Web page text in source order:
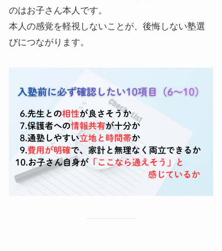
のはお子さん本人です。
本人の感覚を軽視しないことが、後悔しない塾選
びにつながります。